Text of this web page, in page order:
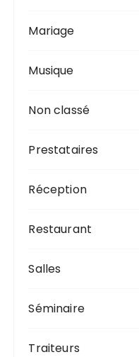
Mariage
Musique
Non classé
Prestataires
Réception
Restaurant
Salles
Séminaire
Traiteurs